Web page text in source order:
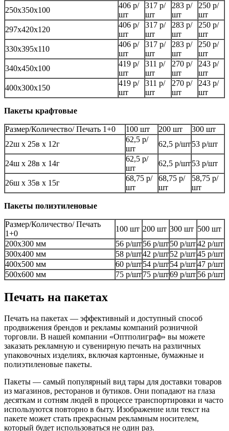
250х350х100
406 р/
шт
317 р/
шт
283 р/
шт
250 р/
шт
297х420х120
406 р/
шт
317 р/
шт
283 р/
шт
250 р/
шт
330х395х110
406 р/
шт
317 р/
шт
283 р/
шт
250 р/
шт
340х450х100
419 р/
шт
311 р/
шт
270 р/
шт
243 р/
шт
400х300х150
419 р/
шт
311 р/
шт
270 р/
шт
243 р/
шт
Пакеты крафтовые
Размер/Количество/ Печать 1+0 100 шт 200 шт
300 шт
22ш х 25в х 12г
62,5 р/
шт
62,5 р/шт53 р/шт
24ш х 28в х 14г
62,5 р/
шт
62,5 р/шт53 р/шт
26ш х 35в х 15г
68,75 р/
шт
68,75 р/
шт
58,75 р/
шт
Пакеты полиэтиленовые
Размер/Количество/ Печать
1+0
100 шт 200 шт 300 шт 500 шт
200х300 мм
56 р/шт56 р/шт50 р/шт42 р/шт
300х400 мм
58 р/шт42 р/шт52 р/шт45 р/шт
400х500 мм
60 р/шт54 р/шт54 р/шт47 р/шт
500х600 мм
75 р/шт75 р/шт69 р/шт 56 р/шт
Печать на пакетах
Печать на пакетах — эффективный и доступный способ
продвижения брендов и рекламы компаний розничной
торговли. В нашей компании «Оптполиграф» вы можете
заказать рекламную и сувенирную печать на различных
упаковочных изделиях, включая картонные, бумажные и
полиэтиленовые пакеты.
Пакеты — самый популярный вид тары для доставки товаров
из магазинов, ресторанов и бутиков. Они попадают на глаза
десяткам и сотням людей в процессе транспортировки и часто
используются повторно в быту. Изображение или текст на
пакете может стать прекрасным рекламным носителем,
который будет использоваться не один раз.